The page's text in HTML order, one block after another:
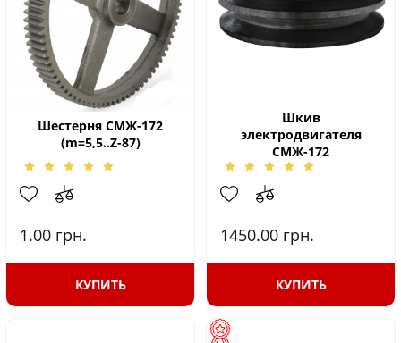
Шестерня СМЖ-172
(m=5,5..Z-87)
1.00 грн.
КУПИТЬ
Шкив
электродвигателя
СМЖ-172
1450.00 грн.
КУПИТЬ